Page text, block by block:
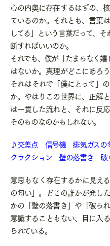
心の内奥に存在するはずの、
ているのか。それとも、言葉
してる」という言葉だって、
断すればいいのか。
それでも、僕が「たまらなく
はないか。真理がどこにあろ
それはそれで「僕にとって」
か。やはりこの世界に、正解
は一貫した流れと、それに反
そのものなのかもしれない。
♪交差点 信号機 排気ガスの
クラクション 壁の落書き 破
意思もなく存在するかに見え
の匂い」。どこの誰かが発し
かの「壁の落書き」や「破ら
意識することもない、目に入
られている。